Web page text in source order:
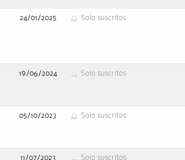
24/01/2025 Solo suscritos
19/06/2024 Solo suscritos
05/10/2023 Solo suscritos
11/07/2023 Solo suscritos